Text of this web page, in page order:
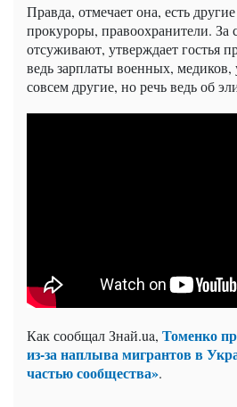
Правда, отмечает она, есть
прокуроры, правоохранители.
отсуживают, утверждает гостья
ведь зарплаты военных,
совсем другие, но речь ведь об
Как сообщал Знай.ua, Томенко
из-за наплыва мигрантов в
частью сообщества».